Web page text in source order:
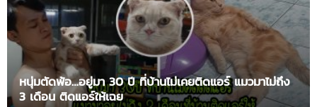
หนุ่มตัดพ้อ…อยู่มา 30 ปี ที่บ้านไม่เคยติดแอร์ แมวมาไม่ถึง
3 เดือน ติดแอร์ให้เฉย